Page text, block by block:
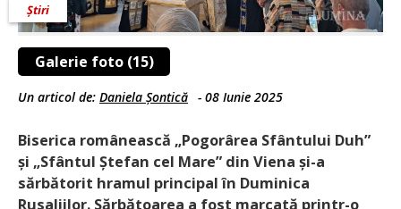
Galerie foto (15)
Știri
Un articol de: Daniela Șontică - 08 Iunie 2025
Biserica românească „Pogorârea Sfântului Duh”
și „Sfântul Ștefan cel Mare” din Viena și-a
sărbătorit hramul principal în Duminica
Rusaliilor. Sărbătoarea a fost marcată printr-o